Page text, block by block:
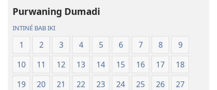
Purwaning Dumadi
INTINÉ BAB IKI
1 2 3 4 5 6 7 8
9
10
11 12 13 14 15 16 17
18
19
20 21 22 23 24 25 26
27